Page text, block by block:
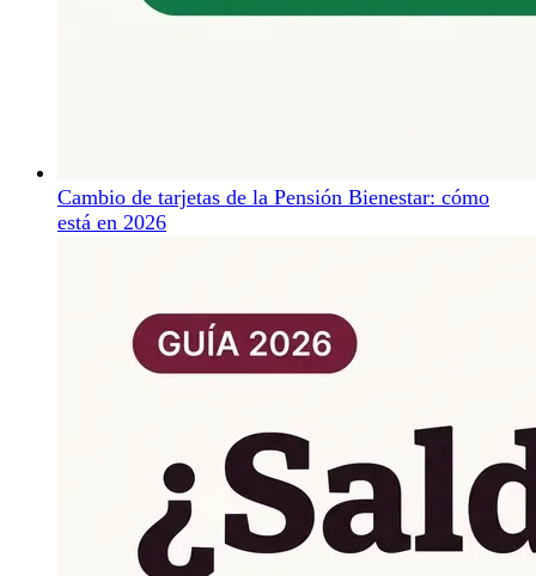
Cambio de tarjetas de la Pensión Bienestar: cómo
está en 2026